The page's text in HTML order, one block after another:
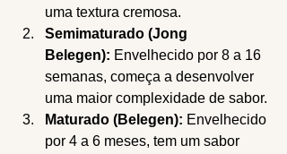
uma textura cremosa.
Semimaturado (Jong
Belegen): Envelhecido por 8 a 16
semanas, começa a desenvolver
uma maior complexidade de sabor.
Maturado (Belegen): Envelhecido
por 4 a 6 meses, tem um sabor